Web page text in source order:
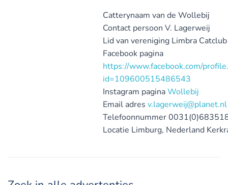
Catterynaam van de Wollebij
Contact persoon V. Lagerweij
Lid van vereniging Limbra Catclub
Facebook pagina
https://www.facebook.com/
id=109600515486543
Instagram paginaWollebij
Email adres v.lagerweij@planet.nl
Telefoonnummer
Locatie Limburg, Nederland